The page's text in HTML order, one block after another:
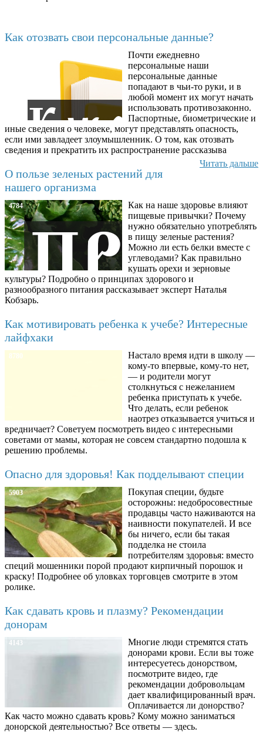
Как отозвать свои персональные данные?
Почти ежедневно
персональные наши
персональные данные
попадают в чьи-то руки, и в
любой момент их могут начать
использовать противозаконно.
Паспортные, биометрические и
иные сведения о человеке, могут представлять опасность,
если ими завладеет злоумышленник. О том, как отозвать
сведения и прекратить их распространение рассказыва
Читать дальше
О пользе зеленых растений для
нашего организма
4784
Как на наше здоровье влияют
пищевые привычки? Почему
нужно обязательно употреблять
в пищу зеленые растения?
Можно ли есть белки вместе с
углеводами? Как правильно
кушать орехи и зерновые
культуры? Подробно о принципах здорового и
разнообразного питания рассказывает эксперт Наталья
Кобзарь.
Как мотивировать ребенка к учебе? Интересные
лайфхаки
8780
Настало время идти в школу —
кому-то впервые, кому-то нет,
— и родители могут
столкнуться с нежеланием
ребенка приступать к учебе.
Что делать, если ребенок
наотрез отказывается учиться и
вредничает? Советуем посмотреть видео с интересными
советами от мамы, которая не совсем стандартно подошла к
решению проблемы.
Опасно для здоровья! Как подделывают специи
5903
Покупая специи, будьте
осторожны: недобросовестные
продавцы часто наживаются на
наивности покупателей. И все
бы ничего, если бы такая
подделка не стоила
потребителям здоровья: вместо
специй мошенники порой продают кирпичный порошок и
краску! Подробнее об уловках торговцев смотрите в этом
ролике.
Как сдавать кровь и плазму? Рекомендации
донорам
4143
Многие люди стремятся стать
донорами крови. Если вы тоже
интересуетесь донорством,
посмотрите видео, где
рекомендации добровольцам
дает квалифицированный врач.
Оплачивается ли донорство?
Как часто можно сдавать кровь? Кому можно заниматься
донорской деятельностью? Все ответы — здесь.